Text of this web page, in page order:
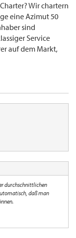
Wir chartern
eine Azimut 50
sind
Service
auf dem Markt,
durchschnittlichen
daß man